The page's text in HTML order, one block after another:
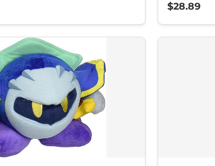
$28.89